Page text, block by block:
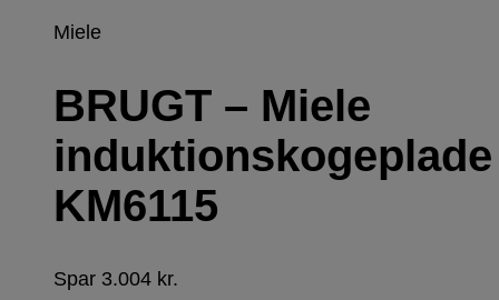
Miele
BRUGT – Miele
induktionskogeplade
KM6115
Spar 3.004 kr.